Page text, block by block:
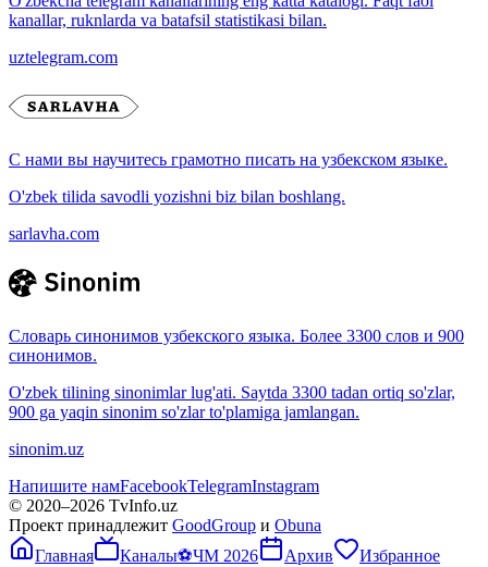
kanallar, ruknlarda va batafsil statistikasi bilan.
uztelegram.com
С нами вы научитесь грамотно писать на узбекском языке.
O'zbek tilida savodli yozishni biz bilan boshlang.
sarlavha.com
Словарь синонимов узбекского языка. Более 3300 слов и 900
синонимов.
O'zbek tilining sinonimlar lug'ati. Saytda 3300 tadan ortiq so'zlar,
900 ga yaqin sinonim so'zlar to'plamiga jamlangan.
sinonim.uz
Напишите намFacebookTelegramInstagram
© 2020–2026 TvInfo.uz
Проект принадлежит GoodGroup и Obuna
Главная
Каналы⚽ЧМ 2026 Архив Избранное